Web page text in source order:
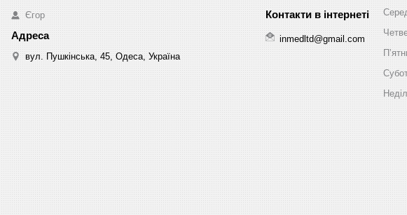
Єгор
вул. Пушкінська, 45, Одеса, Україна
inmedltd@gmail.com